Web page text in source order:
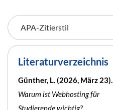
Literaturverzeichnis
Günther, L. (2026, März 23).
Warum ist Webhosting für
Studierende wichtig?.